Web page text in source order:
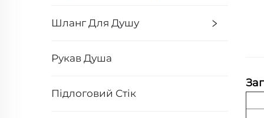
Шланг Для Душу
Рукав Душа
Підлоговий Стік